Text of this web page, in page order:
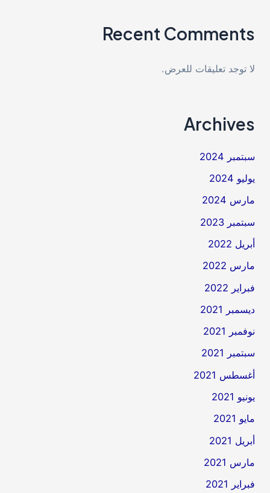
Recent Comments
لا توجد تعليقات للعرض.
Archives
سبتمبر 2024
يوليو 2024
مارس 2024
سبتمبر 2023
أبريل 2022
مارس 2022
فبراير 2022
ديسمبر 2021
نوفمبر 2021
سبتمبر 2021
أغسطس 2021
يونيو 2021
مايو 2021
أبريل 2021
مارس 2021
فبراير 2021